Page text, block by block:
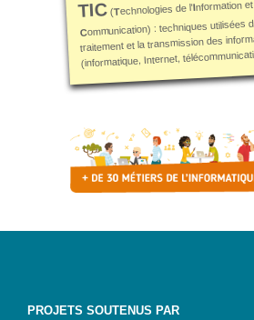
TIC(Technologies de l'Information
Communication) : techniques utilisées
traitement et la transmission des
(informatique, Internet,
PROJETS SOUTENUS PAR
Newsletter
Jobs